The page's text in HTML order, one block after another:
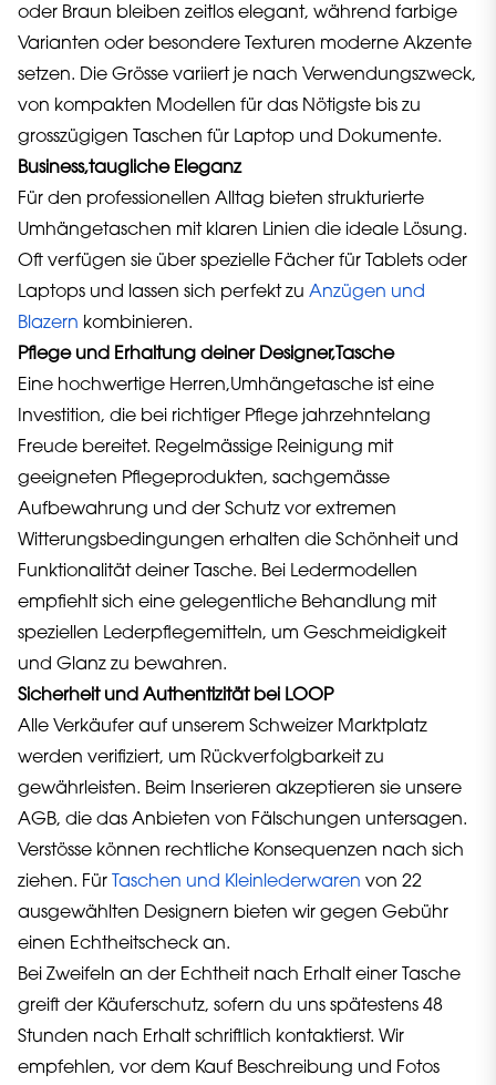
oder Braun bleiben zeitlos elegant, während farbige
Varianten oder besondere Texturen moderne Akzente
setzen. Die Grösse variiert je nach Verwendungszweck,
von kompakten Modellen für das Nötigste bis zu
grosszügigen Taschen für Laptop und Dokumente.
Business,taugliche Eleganz
Für den professionellen Alltag bieten strukturierte
Umhängetaschen mit klaren Linien die ideale Lösung.
Oft verfügen sie über spezielle Fächer für Tablets oder
Laptops und lassen sich perfekt zu Anzügen und
Blazern kombinieren.
Pflege und Erhaltung deiner Designer,Tasche
Eine hochwertige Herren,Umhängetasche ist eine
Investition, die bei richtiger Pflege jahrzehntelang
Freude bereitet. Regelmässige Reinigung mit
geeigneten Pflegeprodukten, sachgemässe
Aufbewahrung und der Schutz vor extremen
Witterungsbedingungen erhalten die Schönheit und
Funktionalität deiner Tasche. Bei Ledermodellen
empfiehlt sich eine gelegentliche Behandlung mit
speziellen Lederpflegemitteln, um Geschmeidigkeit
und Glanz zu bewahren.
Sicherheit und Authentizität bei LOOP
Alle Verkäufer auf unserem Schweizer Marktplatz
werden verifiziert, um Rückverfolgbarkeit zu
gewährleisten. Beim Inserieren akzeptieren sie unsere
AGB, die das Anbieten von Fälschungen untersagen.
Verstösse können rechtliche Konsequenzen nach sich
ziehen. Für
Taschen und Kleinlederwaren von 22
ausgewählten Designern bieten wir gegen Gebühr
einen Echtheitscheck an.
Bei Zweifeln an der Echtheit nach Erhalt einer Tasche
greift der Käuferschutz, sofern du uns spätestens 48
Stunden nach Erhalt schriftlich kontaktierst. Wir
empfehlen, vor dem Kauf Beschreibung und Fotos